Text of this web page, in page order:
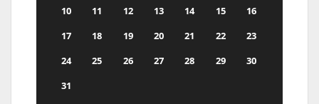
10
11 12 13 14 15
16
17
18 19 20 21 22
23
24
25 26 27 28 29
30
31